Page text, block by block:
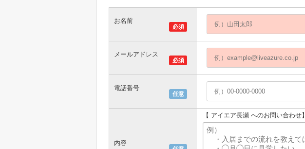
必須
お名前
必須
メールアドレス
任意
電話番号
内容
【 アイエア長瀬 へのお問い合わせ】